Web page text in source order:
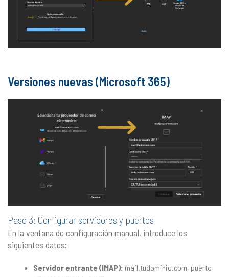
Versiones nuevas (Microsoft 365)
Paso 3: Configurar servidores y puertos
En la ventana de configuración manual, introduce los
siguientes datos:
Servidor entrante (IMAP): mail.tudominio.com, puerto